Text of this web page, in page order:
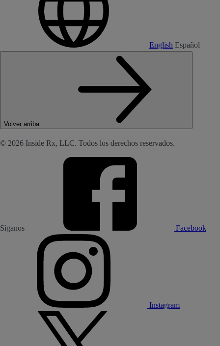
English Español
Volver arriba
© 2026 Inside Rx, LLC. Todos los derechos reservados.
Síganos Facebook
Instagram